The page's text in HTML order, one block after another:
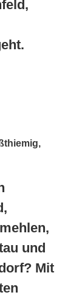
und
Mit